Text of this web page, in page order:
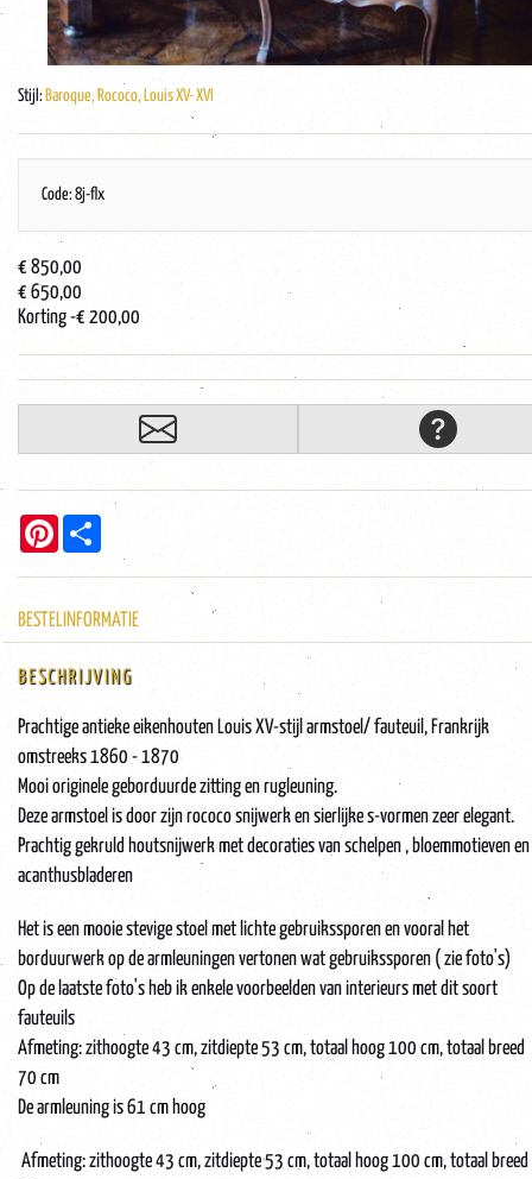
Stijl: Baroque, Rococo, Louis XV- XVI
Code: 8j-flx
€ 850,00
€ 650,00
Korting-€ 200,00
Pinterest
BESTELINFORMATIE
BESCHRIJVING
Prachtige antieke eikenhouten Louis XV-stijl armstoel/ fauteuil, Frankrijk
omstreeks 1860 - 1870
Mooi originele geborduurde zitting en rugleuning.
Deze armstoel is door zijn rococo snijwerk en sierlijke s-vormen zeer elegant.
Prachtig gekruld houtsnijwerk met decoraties van schelpen , bloemmotieven en
acanthusbladeren
Het is een mooie stevige stoel met lichte gebruikssporen en vooral het
borduurwerk op de armleuningen vertonen wat gebruikssporen ( zie foto's)
Op de laatste foto's heb ik enkele voorbeelden van interieurs met dit soort
fauteuils
Afmeting: zithoogte 43 cm, zitdiepte 53 cm, totaal hoog 100 cm, totaal breed
70 cm
De armleuning is 61 cm hoog
Afmeting: zithoogte 43 cm, zitdiepte 53 cm, totaal hoog 100 cm, totaal breed